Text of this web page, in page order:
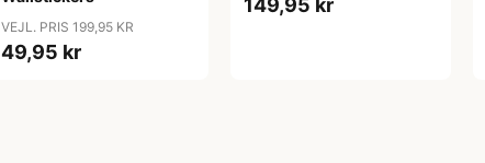
VEJL. PRIS 199,95 KR
49,95 kr
149,95 kr